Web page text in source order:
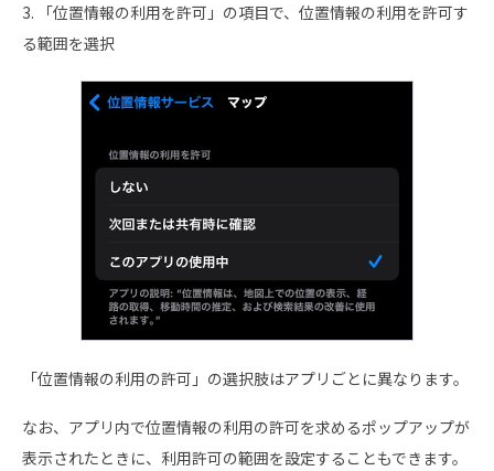
3. 「位置情報の利用を許可」の項目で、位置情報の利用を許可す
る範囲を選択
「位置情報の利用の許可」の選択肢はアプリごとに異なります。
なお、アプリ内で位置情報の利用の許可を求めるポップアップが
表示されたときに、利用許可の範囲を設定することもできます。